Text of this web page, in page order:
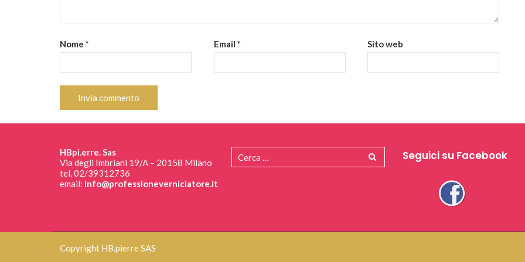
Nome * Email * Sito web
HBpi.erre. Sas
Via degli Imbriani 19/A – 20158 Milano
tel. 02/39312736
email: info@professioneverniciatore.it
Seguici su Facebook
Copyright HB.pierre SAS